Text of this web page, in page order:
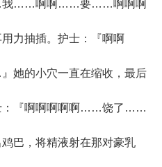
……啊啊……要……啊啊啊
力抽插。护士：『啊啊
的小穴一直在缩收，最后
：『啊啊啊啊啊……饶了……
，将精液射在那对豪乳